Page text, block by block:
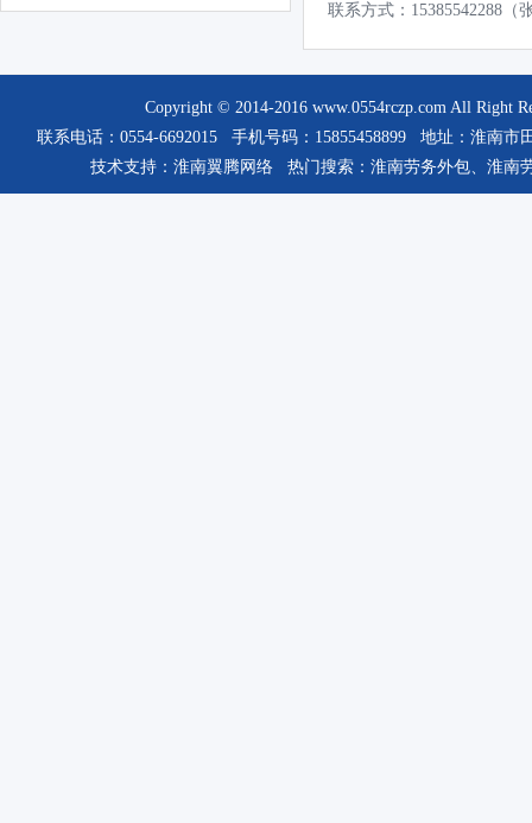
联系方式：15385542288（
Copyright © 2014-2016 www.0554rczp.com All Right
联系电话：0554-6692015 手机号码：15855458899 地址：淮南
技术支持： 淮南翼腾网络 热门搜索： 淮南劳务外包、 淮南